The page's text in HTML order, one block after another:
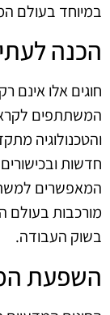
במיוחד בעולם
הכנה
חוגים אלו אינם
המשתתפים
והטכנולוגיה
חדשות
המאפשרים
מורכבות בעולם
בשוק העבודה.
השפעת